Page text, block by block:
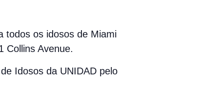
todos os idosos de Miami
Collins Avenue.
Idosos da UNIDAD pelo